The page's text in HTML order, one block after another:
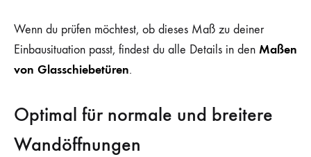
Wenn du prüfen möchtest, ob dieses Maß zu deiner
Einbausituation passt, findest du alle Details in den Maßen
von Glasschiebetüren.
Optimal für normale und breitere
Wandöffnungen